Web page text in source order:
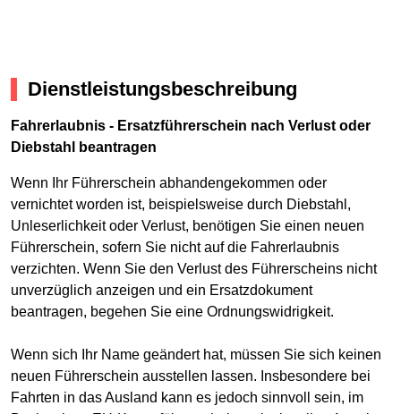
Dienstleistungsbeschreibung
Fahrerlaubnis - Ersatzführerschein nach Verlust oder
Diebstahl beantragen
Wenn Ihr Führerschein abhandengekommen oder
vernichtet worden ist, beispielsweise durch Diebstahl,
Unleserlichkeit oder Verlust, benötigen Sie einen neuen
Führerschein, sofern Sie nicht auf die Fahrerlaubnis
verzichten. Wenn Sie den Verlust des Führerscheins nicht
unverzüglich anzeigen und ein Ersatzdokument
beantragen, begehen Sie eine Ordnungswidrigkeit.
Wenn sich Ihr Name geändert hat, müssen Sie sich keinen
neuen Führerschein ausstellen lassen. Insbesondere bei
Fahrten in das Ausland kann es jedoch sinnvoll sein, im